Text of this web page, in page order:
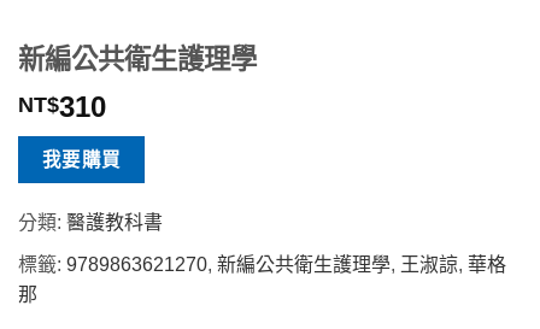
新編公共衛生護理學
NT$310
我要購買
分類: 醫護教科書
標籤: 9789863621270, 新編公共衛生護理學, 王淑諒, 華格
那